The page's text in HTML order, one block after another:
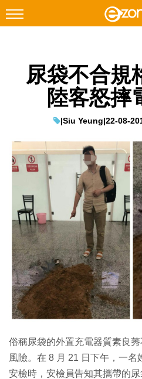
Facebook Instagram
遊戲動漫
教學評測
IT Times
生成式AI與雲端應用
Enterprise Digital Transformation
特集
尿袋不合規
陸客怒摔
|Siu Yeung|22-08-
俗稱尿袋的外置充電器質素良
風險。在 8 月 21 日下午，一
安檢時，安檢員告知其攜帶的